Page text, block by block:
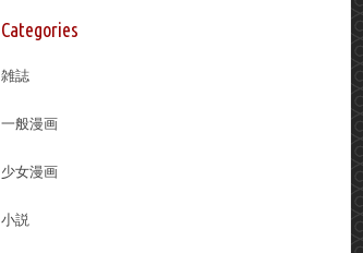
Categories
雑誌
一般漫画
少女漫画
小説